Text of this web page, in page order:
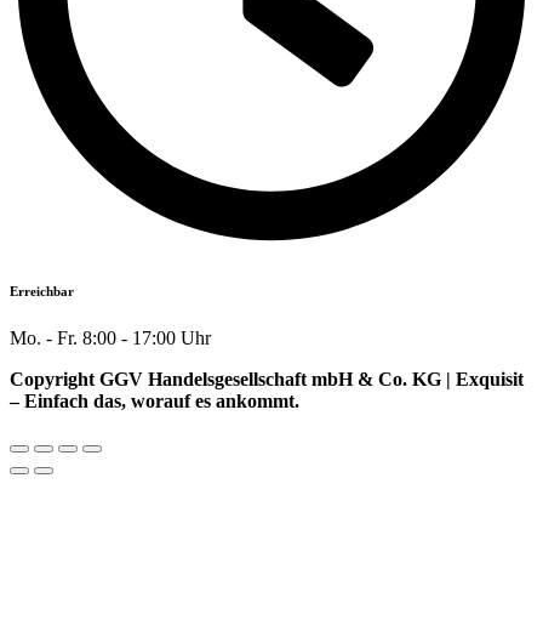
Erreichbar
Mo. - Fr. 8:00 - 17:00 Uhr
Copyright GGV Handelsgesellschaft mbH & Co. KG | Exquisit
– Einfach das, worauf es ankommt.